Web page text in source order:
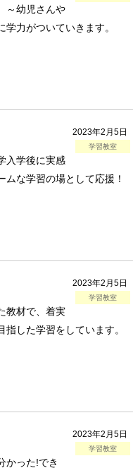
～幼児さんや
力がついていきます。
2023年2月5日
学習教室
入学後に実感
ムな学習の場として応援！
2023年2月5日
学習教室
教材で、着実
した学習をしています。
2023年2月5日
学習教室
かった!でき